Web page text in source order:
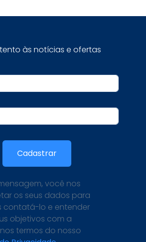
às notícias e ofertas
você nos
os seus dados para
contatá-lo e entender
objetivos com a
termos do nosso